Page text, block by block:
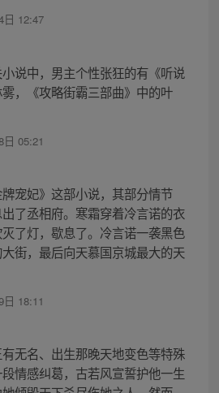
日 12:47
说中，男主个性张狂的有《听说
，《攻略街霸三部曲》中的叶
日 05:21
牌宠妃》这部小说，其部分情节
了丞相府。寒霜穿着冷言诺的衣
了灯，歇息了。冷言诺一袭黑色
街，最后向天慕国京城最大的天
日 18:11
无名、出生那晚天地变色等特殊
情感纠葛，古若风宣誓护他一生